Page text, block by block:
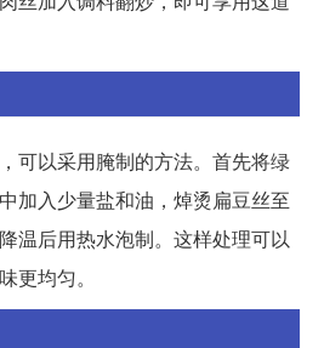
可以采用腌制的方法。首先将绿
加入少量盐和油，焯烫扁豆丝至
温后用热水泡制。这样处理可以
更均匀。